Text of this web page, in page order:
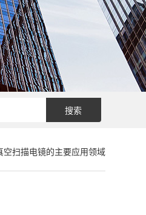
扫描电镜的主要应用领域